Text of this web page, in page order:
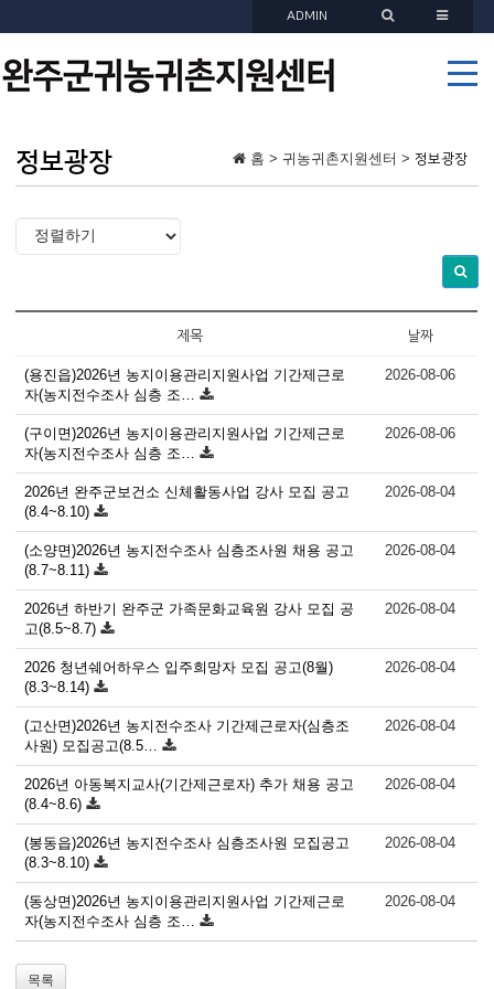
ADMIN
정보광장 홈 > 귀농귀촌지원센터 > 정보광장
제목 날짜
(용진읍)2026년 농지이용관리지원사업 기간제근로
자(농지전수조사 심층 조…
2026-08-06
(구이면)2026년 농지이용관리지원사업 기간제근로
자(농지전수조사 심층 조…
2026-08-06
2026년 완주군보건소 신체활동사업 강사 모집 공고
(8.4~8.10)
2026-08-04
(소양면)2026년 농지전수조사 심층조사원 채용 공고
(8.7~8.11)
2026-08-04
2026년 하반기 완주군 가족문화교육원 강사 모집 공
고(8.5~8.7)
2026-08-04
2026 청년쉐어하우스 입주희망자 모집 공고(8월)
(8.3~8.14)
2026-08-04
(고산면)2026년 농지전수조사 기간제근로자(심층조
사원) 모집공고(8.5…
2026-08-04
2026년 아동복지교사(기간제근로자) 추가 채용 공고
(8.4~8.6)
2026-08-04
(봉동읍)2026년 농지전수조사 심층조사원 모집공고
(8.3~8.10)
2026-08-04
(동상면)2026년 농지이용관리지원사업 기간제근로
자(농지전수조사 심층 조…
2026-08-04
목록